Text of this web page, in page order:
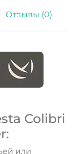
Отзывы (0)
Colibri
или